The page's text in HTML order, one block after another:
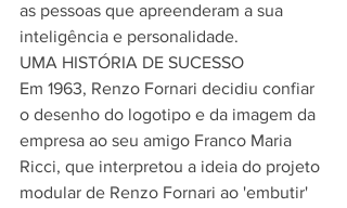
as pessoas que apreenderam a sua
inteligência e personalidade.
UMA HISTÓRIA DE SUCESSO
Em 1963, Renzo Fornari decidiu confiar
o desenho do logotipo e da imagem da
empresa ao seu amigo Franco Maria
Ricci, que interpretou a ideia do projeto
modular de Renzo Fornari ao 'embutir'